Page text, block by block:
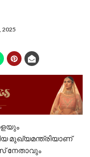
2025
മുഖ്യമന്ത്രിയാണ്
നേതാവും